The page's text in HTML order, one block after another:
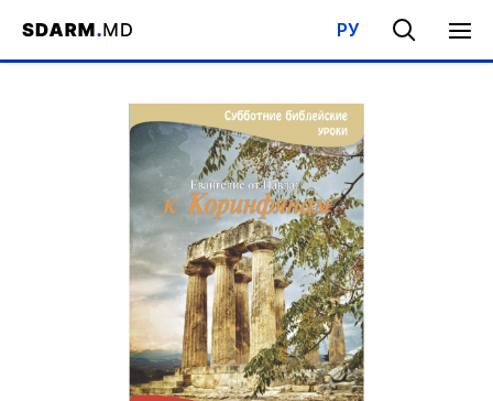
РУ
Acasa / Bibliotecă / Şcoala de Sabat / Evanghelia după Pavel: